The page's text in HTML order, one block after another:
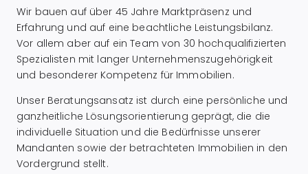
Wir bauen auf über 45 Jahre Marktpräsenz und
Erfahrung und auf eine beachtliche Leistungsbilanz.
Vor allem aber auf ein Team von 30 hochqualifizierten
Spezialisten mit langer Unternehmenszugehörigkeit
und besonderer Kompetenz für Immobilien.
Unser Beratungsansatz ist durch eine persönliche und
ganzheitliche Lösungsorientierung geprägt, die die
individuelle Situation und die Bedürfnisse unserer
Mandanten sowie der betrachteten Immobilien in den
Vordergrund stellt.